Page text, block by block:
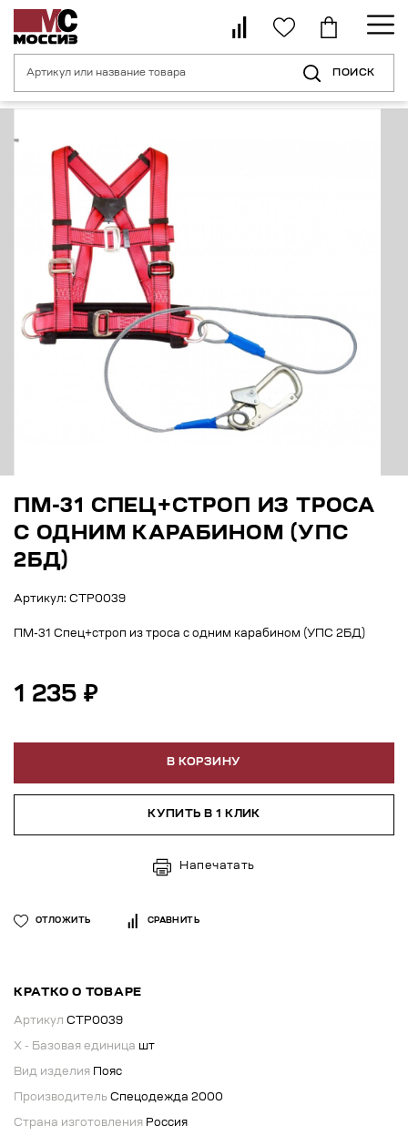
ПОИСК
Главная страница Средства индивидуальной защиты от
ПМ-31 СПЕЦ+СТРОП ИЗ ТРОСА
C ОДНИМ КАРАБИНОМ (УПС
2БД)
Артикул: СТР0039
ПМ-31 Спец+строп из троса c одним карабином (УПС 2БД)
1 235 ₽
В КОРЗИНУ
КУПИТЬ В 1 КЛИК
Напечатать
ОТЛОЖИТЬ СРАВНИТЬ
КРАТКО О ТОВАРЕ
Артикул СТР0039
X - Базовая единица шт
Вид изделия Пояс
Производитель Спецодежда 2000
Страна изготовления Россия